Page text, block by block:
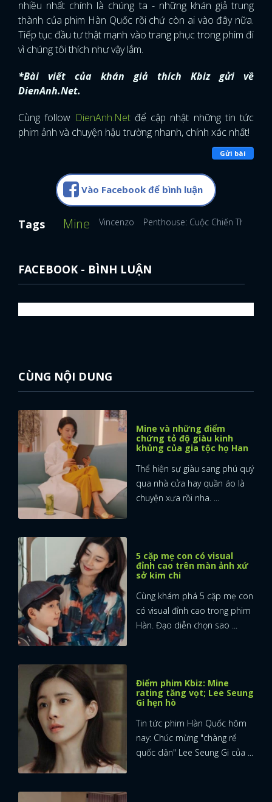
nhiều nhất chính là chúng ta - những khán giả trung
thành của phim Hàn Quốc rồi chứ còn ai vào đây nữa.
Tiếp tục đầu tư thật mạnh vào trang phục trong phim đi
vì chúng tôi thích như vậy lắm.
*Bài viết của khán giả thích Kbiz gửi về
DienAnh.Net.
Cùng follow DienAnh.Net để cập nhật những tin tức
phim ảnh và chuyện hậu trường nhanh, chính xác nhất!
Gửi bài
Vào Facebook để bình luận
Tags Mine Vincenzo Penthouse: Cuộc Chiến Thượng
FACEBOOK - BÌNH LUẬN
CÙNG NỘI DUNG
Mine và những điểm
chứng tỏ độ giàu kinh
khủng của gia tộc họ Han
Thể hiện sự giàu sang phú quý
qua nhà cửa hay quần áo là
chuyện xưa rồi nha. ...
5 cặp mẹ con có visual
đỉnh cao trên màn ảnh xứ
sở kim chi
Cùng khám phá 5 cặp mẹ con
có visual đỉnh cao trong phim
Hàn. Đạo diễn chọn sao ...
Điểm phim Kbiz: Mine
rating tăng vọt; Lee Seung
Gi hẹn hò
Tin tức phim Hàn Quốc hôm
nay: Chúc mừng "chàng rể
quốc dân" Lee Seung Gi của ...